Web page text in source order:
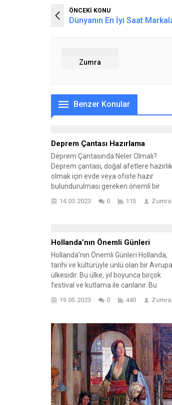
ÖNCEKİ KONU
Dünyanın En İyi Saat
Zumra
Benzer Konular
Deprem Çantası Hazırlama
Deprem Çantasında Neler Olmalı?
Deprem çantası, doğal afetlere
olmak için evde veya ofiste hazır
bulundurulması gereken önemli bir
gerekli olan en temel malzemeler yer
sunuyoruz. Deprem Çantası Nedir?...
14.03.2023 0 115 Zumra
Hollanda’nın Önemli Günleri
Hollanda’nın Önemli Günleri Hollanda,
tarihi ve kültürüyle ünlü olan bir Avrupa
ülkesidir. Bu ülke, yıl boyunca birçok
festival ve kutlama ile canlanır. Bu
turistlerin ilgisini çeker. Her biri farklı bir
Hollanda’nın zengin kültürünü ve sanat
sahnesini keşfetmek isteyenler için
harika...
19.05.2023 0 440 Zumra